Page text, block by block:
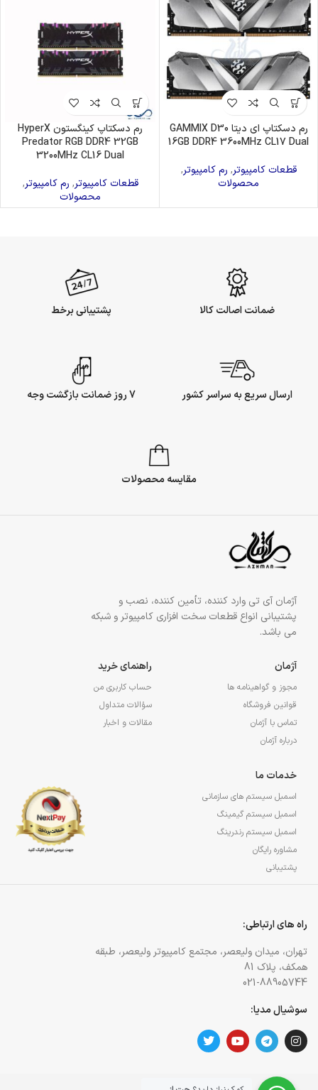
رم دسکتاپ ای دیتا GAMMIX D30
16GB DDR4 3600MHz CL17 Dual
قطعات کامپیوتر, رم کامپیوتر,
محصولات
رم دسکتاپ کینگستون HyperX
Predator RGB DDR4 32GB
3200MHz CL16 Dual
قطعات کامپیوتر, رم کامپیوتر,
محصولات
ضمانت اصالت کالا پشتیبانی برخط
ارسال سریع به سراسر کشور 7 روز ضمانت بازگشت وجه
مقایسه محصولات
آژمان آی تی وارد کننده، تأمین کننده، نصب و
پشتیبانی انواع قطعات سخت افزاری کامپیوتر و شبکه
می باشد.
آژمان
مجوز و گواهینامه ها
قوانین فروشگاه
تماس با آژمان
درباره آژمان
راهنمای خرید
حساب کاربری من
سؤالات متداول
مقالات و اخبار
خدمات ما
اسمبل سیستم های سازمانی
اسمبل سیستم گیمینگ
اسمبل سیستم رندرینگ
مشاوره رایگان
پشتیبانی
راه های ارتباطی:
تهران، میدان ولیعصر، مجتمع کامپیوتر ولیعصر، طبقه
همکف، پلاک 81
021-88905744
سوشیال مدیا: